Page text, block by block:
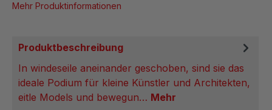
Mehr Produktinformationen
Produktbeschreibung
In windeseile aneinander geschoben, sind sie das
ideale Podium für kleine Künstler und Architekten,
eitle Models und bewegun… Mehr